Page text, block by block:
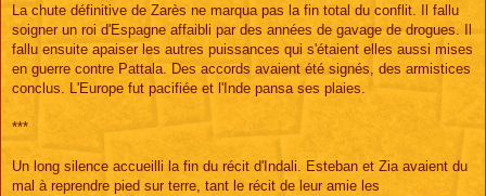
La chute définitive de Zarès ne marqua pas la fin total du conflit. Il fallu
soigner un roi d'Espagne affaibli par des années de gavage de drogues. Il
fallu ensuite apaiser les autres puissances qui s'étaient elles aussi mises
en guerre contre Pattala. Des accords avaient été signés, des armistices
conclus. L'Europe fut pacifiée et l'Inde pansa ses plaies.
***
Un long silence accueilli la fin du récit d'Indali. Esteban et Zia avaient du
mal à reprendre pied sur terre, tant le récit de leur amie les